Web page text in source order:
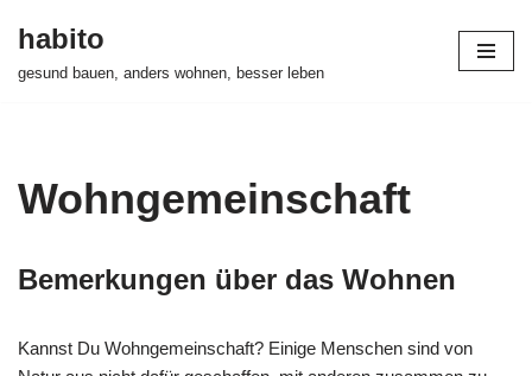
habito
gesund bauen, anders wohnen, besser leben
Wohngemeinschaft
Bemerkungen über das Wohnen
Kannst Du Wohngemeinschaft? Einige Menschen sind von